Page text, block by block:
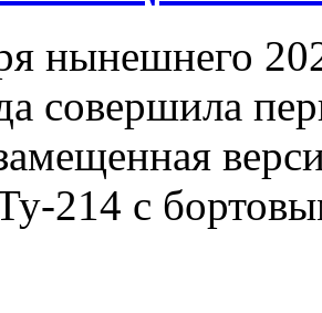
нынешнего
совершила
214 с